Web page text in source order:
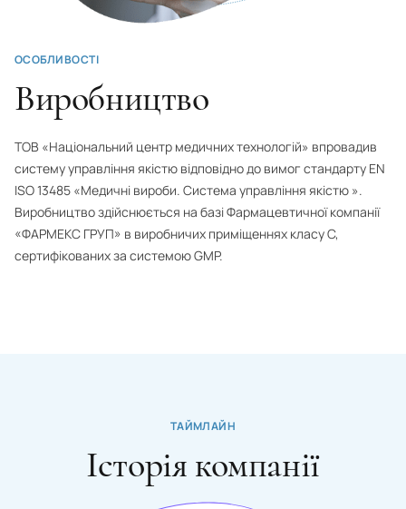
ОСОБЛИВОСТІ
Виробництво
ТОВ «Національний центр медичних технологій» впровадив
систему управління якістю відповідно до вимог стандарту EN
ISO 13485 «Медичні вироби. Система управління якістю ».
Виробництво здійснюється на базі Фармацевтичної компанії
«ФАРМЕКС ГРУП» в виробничих приміщеннях класу С,
сертифікованих за системою GMP.
ТАЙМЛАЙН
Історія компанії